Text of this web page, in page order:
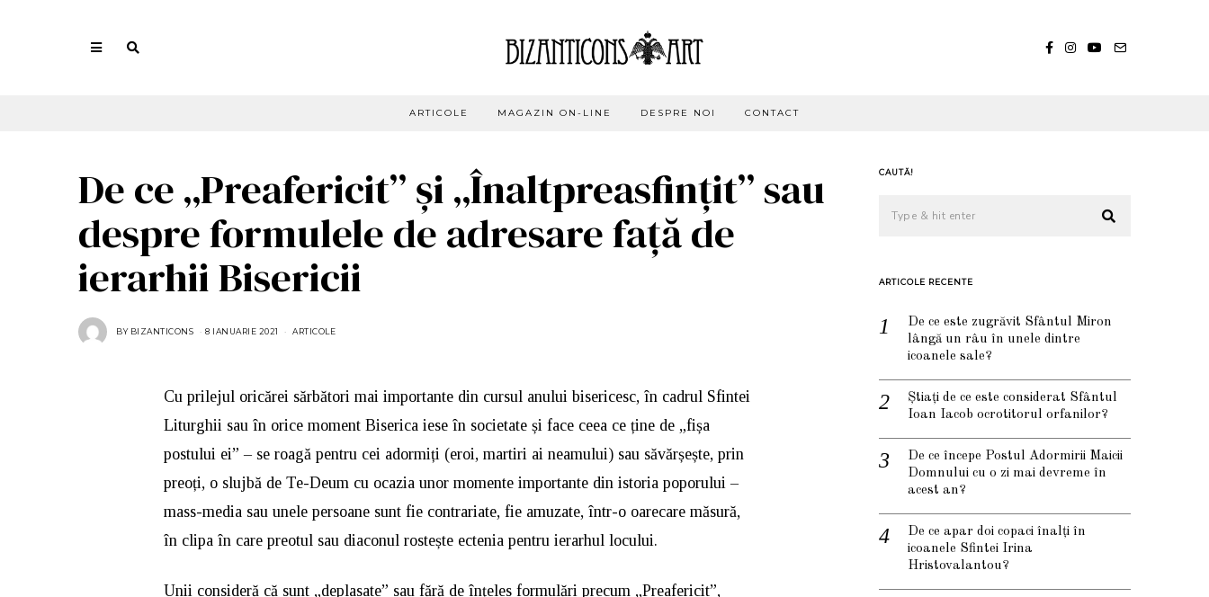
ARTICOLE MAGAZIN ON-LINE DESPRE NOI CONTACT
De ce „Preafericit” și „Înaltpreasfințit” sau
despre formulele de adresare față de
ierarhii Bisericii
BY BIZANTICONS 8 IANUARIE 2021 ARTICOLE
Cu prilejul oricărei sărbători mai importante din cursul anului bisericesc, în cadrul Sfintei
Liturghii sau în orice moment Biserica iese în societate și face ceea ce ține de „fișa
postului ei” – se roagă pentru cei adormiți (eroi, martiri ai neamului) sau săvărșește, prin
preoți, o slujbă de Te-Deum cu ocazia unor momente importante din istoria poporului –
mass-media sau unele persoane sunt fie contrariate, fie amuzate, într-o oarecare măsură,
în clipa în care preotul sau diaconul rostește ectenia pentru ierarhul locului.
Unii consideră că sunt „deplasate” sau fără de înțeles formulări precum „Preafericit”,
CAUTĂ!
ARTICOLE RECENTE
De ce este zugrăvit Sfântul Miron
lângă un râu în unele dintre
icoanele sale?
Știați de ce este considerat Sfântul
Ioan Iacob ocrotitorul orfanilor?
De ce începe Postul Adormirii Maicii
Domnului cu o zi mai devreme în
acest an?
De ce apar doi copaci înalți în
icoanele Sfintei Irina
Hristovalantou?